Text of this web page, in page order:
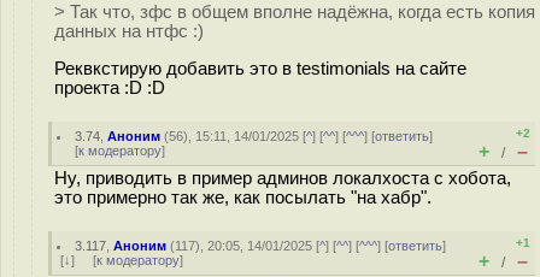
> Так что, зфс в общем вполне надёжна, когда есть копия
данных на нтфс :)
Реквкстирую добавить это в testimonials на сайте
проекта :D :D
3.74 ,Аноним (56), 15:11, 14/01/2025 [^] [^^] [^^^] [ответить]
[к модератору]
+2
+ / –
Ну, приводить в пример админов локалхоста с хобота,
это примерно так же, как посылать "на хабр".
3.117 ,Аноним (117), 20:05, 14/01/2025 [^] [^^] [^^^] [ответить]
[↓] [к модератору]
+1
+ / –